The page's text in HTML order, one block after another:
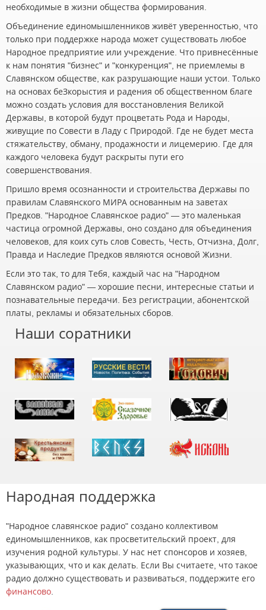
необходимые в жизни общества формирования.
Объединение единомышленников живёт уверенностью, что
только при поддержке народа может существовать любое
Народное предприятие или учреждение. Что привнесённые
к нам понятия "бизнес" и "конкуренция", не приемлемы в
Славянском обществе, как разрушающие наши устои. Только
на основах беЗкорыстия и радения об общественном благе
можно создать условия для восстановления Великой
Державы, в которой будут процветать Рода и Народы,
живущие по Совести в Ладу с Природой. Где не будет места
стяжательству, обману, продажности и лицемерию. Где для
каждого человека будут раскрыты пути его
совершенствования.
Пришло время осознанности и строительства Державы по
правилам Славянского МИРА основанным на заветах
Предков. "Народное Славянское радио" — это маленькая
частица огромной Державы, оно создано для объединения
человеков, для коих суть слов Совесть, Честь, Отчизна, Долг,
Правда и Наследие Предков являются основой Жизни.
Если это так, то для Тебя, каждый час на "Народном
Славянском радио" — хорошие песни, интересные статьи и
познавательные передачи. Без регистрации, абонентской
платы, рекламы и обязательных сборов.
Наши соратники
Народная поддержка
"Народное славянское радио" создано коллективом
единомышленников, как просветительский проект, для
изучения родной культуры. У нас нет спонсоров и хозяев,
указывающих, что и как делать. Если Вы считаете, что такое
радио должно существовать и развиваться, поддержите его
финансово.